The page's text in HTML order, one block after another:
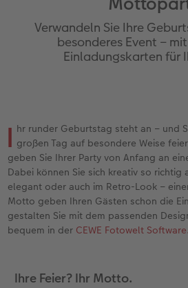
Jahrbuch gestalten
CEWE FOTOBUCH
Designvorlagen
Foto-Kochbuch
Kundenbeispiele
Webinare
CEWE myPhotos
Bilderboxen
Premium Poster
Fotos digitalisieren
CEWE myPhotos
Neuheiten
Extras
Photo Streetmap
Acrylglas
Hartschaum
Gallery Print
hexxas
Willkommensschild
Wandgestaltung
Dankeskarten
Dankeskarten
Papierqualitäten
Klappkarten
Fotokarten
Postkarten
Karte mit
Textilien
Schule & Büro
Handyhüllen
Faber-Castell
Haustierwelt
Geschenkideen
Kundenbeispiele
Wandkalender mit
NEU:
Extras
CEWE myPhotos
Max Case
Smartflip
CEWE myPhotos
Neuheiten
nachhaltiger
Danke sagen
Inspiration
Kundenbeispiele
Liebe schenken
Fototipps
Hochzeit
Baby
Familie
Geburtstag
Fotowettbewerbe
Verwandeln Sie Ihre
besonderes Event –
Einladungskarten für
I hr runder Geburtstag steht an – und
großen Tag auf besondere Weise
geben Sie Ihrer Party von Anfang an
Dabei können Sie sich kreativ so
elegant oder auch im Retro-Look –
Motto geben Ihren Gästen schon die
gestalten Sie mit dem passenden
bequem in der CEWE Fotowelt Software.
Ihre Feier? Ihr Motto.